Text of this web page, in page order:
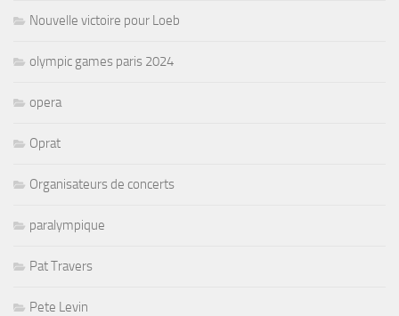
Nouvelle victoire pour Loeb
olympic games paris 2024
opera
Oprat
Organisateurs de concerts
paralympique
Pat Travers
Pete Levin